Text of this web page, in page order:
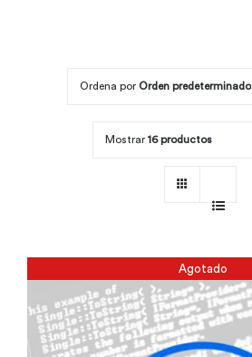
Ordena por Orden predeterminado
Mostrar 16 productos
Agotado